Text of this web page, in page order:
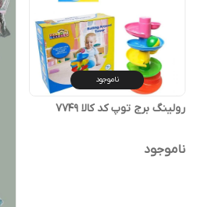
ناموجود
رولینگ برج توپ کد کالا ۷۷۴۹
ناموجود